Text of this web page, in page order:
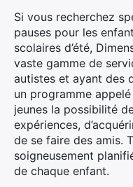
Si vous recherchez
pauses pour les
scolaires d’été,
vaste gamme de
autistes et ayant des
un programme
jeunes la possibilité
expériences,
de se faire des amis.
soigneusement
de chaque enfant.